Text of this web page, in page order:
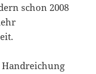
schon 2008
Handreichung